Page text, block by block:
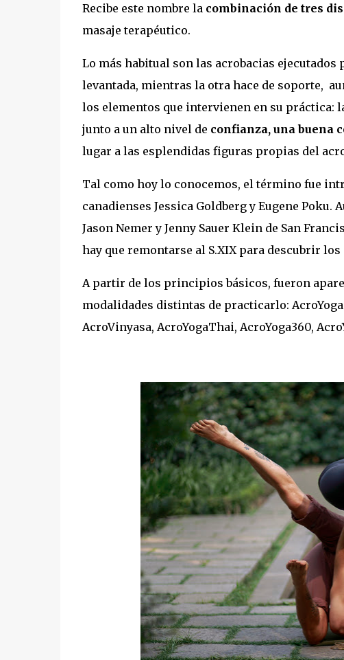
Recibe este nombre la combinación de tres
masaje terapéutico.
Lo más habitual son las acrobacias ejecutados
levantada, mientras la otra hace de soporte,
los elementos que intervienen en su práctica:
junto a un alto nivel de confianza, una buena
lugar a las esplendidas figuras propias del
Tal como hoy lo conocemos, el término fue
canadienses Jessica Goldberg y Eugene
Jason Nemer y Jenny Sauer Klein de San
hay que remontarse al S.XIX para descubrir
A partir de los principios básicos, fueron
modalidades distintas de practicarlo:
AcroVinyasa, AcroYogaThai, AcroYoga360,